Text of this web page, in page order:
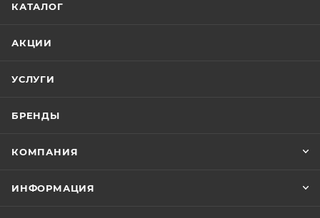
КАТАЛОГ
АКЦИИ
УСЛУГИ
БРЕНДЫ
КОМПАНИЯ
ИНФОРМАЦИЯ